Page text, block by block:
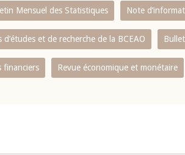
Mensuel des Statistiques Note
d’études et de recherche de la BCEAO
financiers Revue économique et monétaire